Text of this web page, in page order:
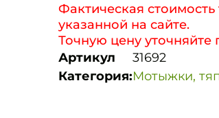
Фактическая
указанной на сайте.
Точную цену
Артикул
31692
Категория:Мотыжки,